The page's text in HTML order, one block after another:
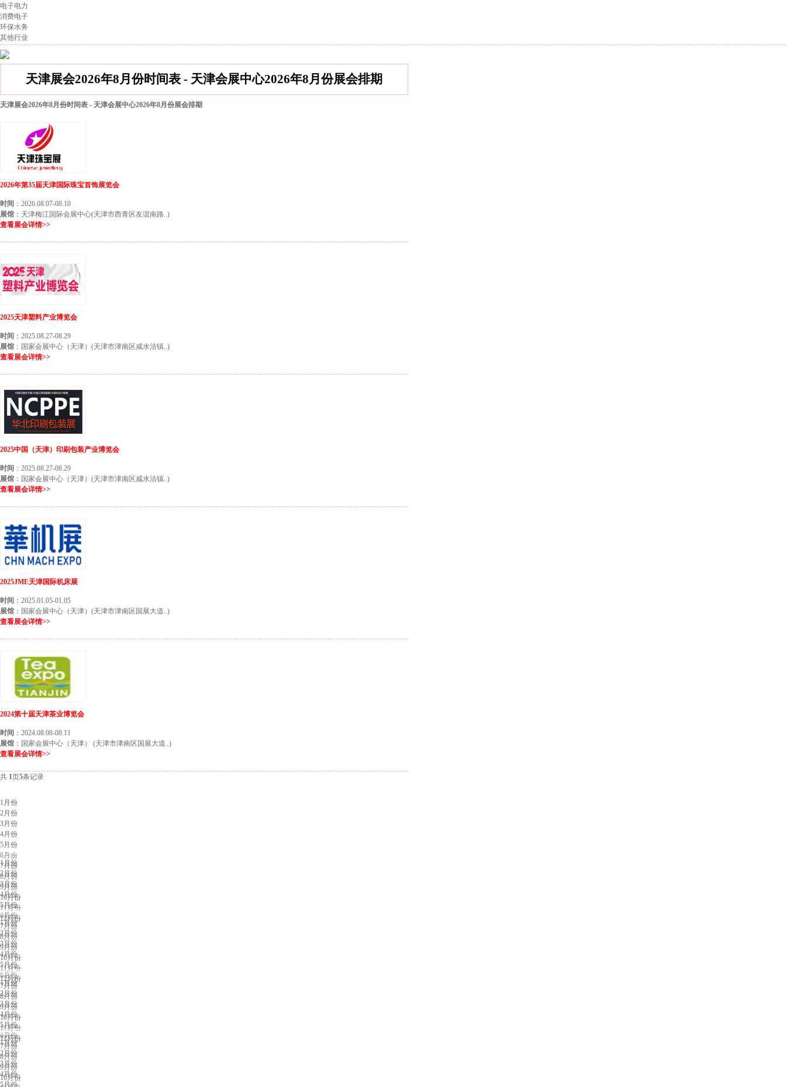
电子电力
消费电子
环保水务
其他行业
天津展会2026年8月份时间表 - 天津会展中心2026年8月份展会排期
天津展会2026年8月份时间表 - 天津会展中心2026年8月份展会排期
2026年第35届天津国际珠宝首饰展览会
时间 ：2026.08.07-08.10
展馆 ：天津梅江国际会展中心(天津市西青区友谊南路..)
查看展会详情>>
2025天津塑料产业博览会
时间 ：2025.08.27-08.29
展馆 ：国家会展中心（天津）(天津市津南区咸水沽镇..)
查看展会详情>>
2025中国（天津）印刷包装产业博览会
时间 ：2025.08.27-08.29
展馆 ：国家会展中心（天津）(天津市津南区咸水沽镇..)
查看展会详情>>
2025JME天津国际机床展
时间 ：2025.01.05-01.05
展馆 ：国家会展中心（天津）(天津市津南区国展大道..)
查看展会详情>>
2024第十届天津茶业博览会
时间 ：2024.08.08-08.11
展馆 ：国家会展中心（天津） (天津市津南区国展大道..)
查看展会详情>>
共 1页5条记录
1月份
2月份
3月份
4月份
5月份
6月份
7月份
8月份
9月份
10月份
11月份
12月份
上海展会排期
1月份
2月份
3月份
4月份
5月份
6月份
7月份
8月份
9月份
10月份
11月份
12月份
广州展会排期
1月份
2月份
3月份
4月份
5月份
6月份
7月份
8月份
9月份
10月份
11月份
12月份
深圳展会排期
1月份
2月份
3月份
4月份
5月份
6月份
7月份
8月份
9月份
10月份
武汉展会排期
1月份
2月份
3月份
4月份
5月份